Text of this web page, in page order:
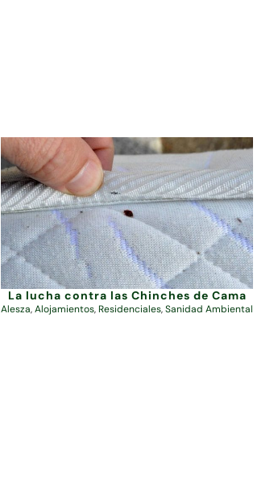
La lucha contra las Chinches de Cama
Alesza,Alojamientos,Residenciales,Sanidad Ambiental